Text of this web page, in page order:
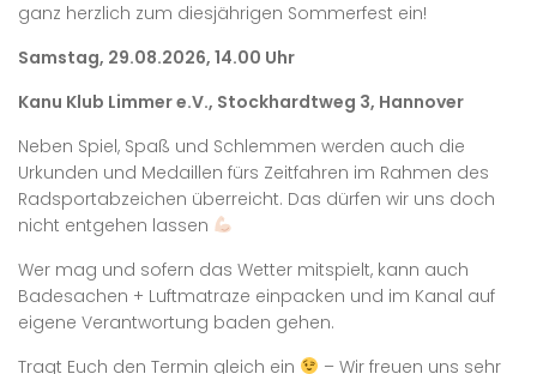
ganz herzlich zum diesjährigen Sommerfest ein!
Samstag, 29.08.2026, 14.00 Uhr
Kanu Klub Limmer e.V., Stockhardtweg 3, Hannover
Neben Spiel, Spaß und Schlemmen werden auch die
Urkunden und Medaillen fürs Zeitfahren im Rahmen des
Radsportabzeichen überreicht. Das dürfen wir uns doch
nicht entgehen lassen
Wer mag und sofern das Wetter mitspielt, kann auch
Badesachen + Luftmatraze einpacken und im Kanal auf
eigene Verantwortung baden gehen.
Tragt Euch den Termin gleich ein
– Wir freuen uns sehr